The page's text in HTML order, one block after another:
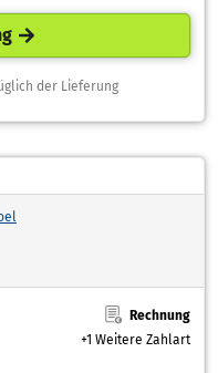
der Lieferung
Rechnung
+1 Weitere Zahlart